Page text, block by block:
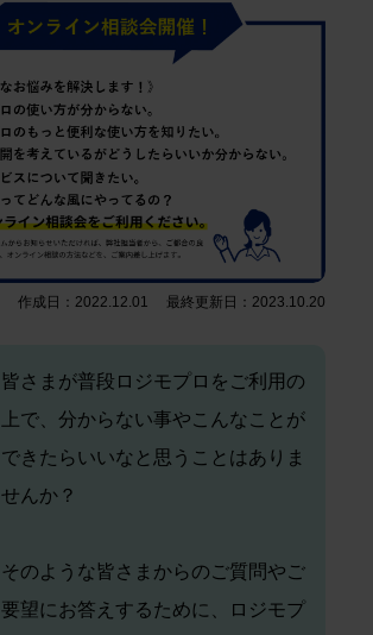
作成日：2022.12.01 最終更新日：2023.10.20
皆さまが普段ロジモプロをご利用の
上で、分からない事やこんなことが
できたらいいなと思うことはありま
せんか？
そのような皆さまからのご質問やご
要望にお答えするために、ロジモプ